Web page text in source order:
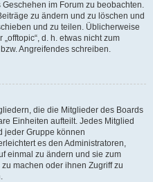
im Forum zu beobachten.
zu ändern und zu löschen und
und zu teilen. Üblicherweise
d. h. etwas nicht zum
Angreifendes schreiben.
die die Mitglieder des Boards
Einheiten aufteilt. Jedes Mitglied
jeder Gruppe können
es den Administratoren,
einmal zu ändern und sie zum
machen oder ihnen Zugriff zu